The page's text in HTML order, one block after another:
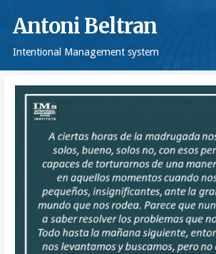
Antoni Beltran
Intentional Management system